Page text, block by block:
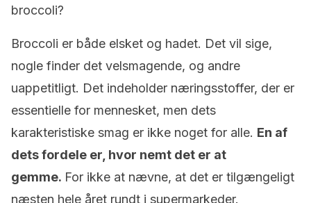
broccoli?
Broccoli er både elsket og hadet. Det vil sige,
nogle finder det velsmagende, og andre
uappetitligt. Det indeholder næringsstoffer, der er
essentielle for mennesket, men dets
karakteristiske smag er ikke noget for alle. En af
dets fordele er, hvor nemt det er at
gemme. For ikke at nævne, at det er tilgængeligt
næsten hele året rundt i supermarkeder.